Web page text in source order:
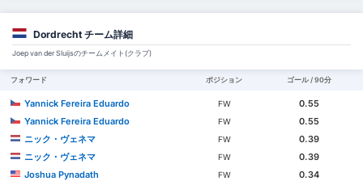
Dordrecht チーム詳細
Joep van der Sluijsのチームメイト(クラブ)
フォワード ポジション ゴール / 90分
Yannick Fereira Eduardo FW
0.55
Yannick Fereira Eduardo
FW
0.55
ニック・ヴェネマ
FW
0.39
ニック・ヴェネマ
FW
0.39
Joshua Pynadath
FW 0.34